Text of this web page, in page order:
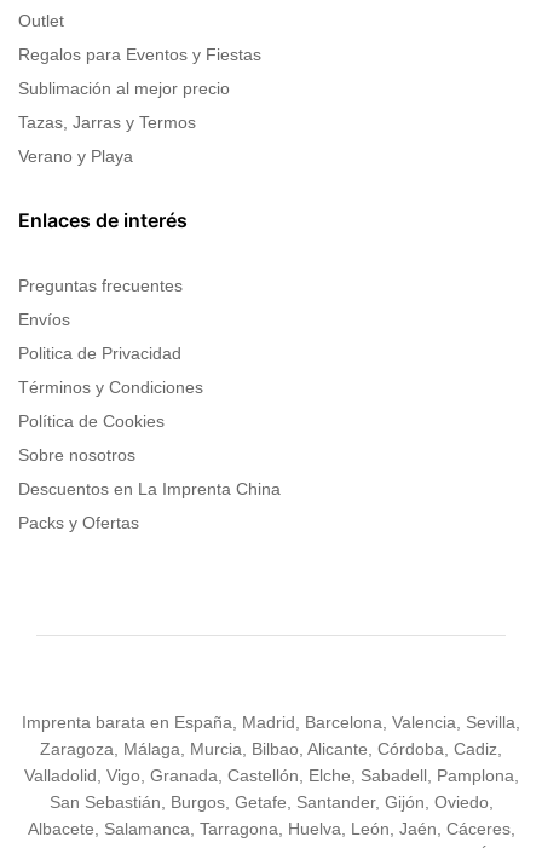
Outlet
Regalos para Eventos y Fiestas
Sublimación al mejor precio
Tazas, Jarras y Termos
Verano y Playa
Enlaces de interés
Preguntas frecuentes
Envíos
Politica de Privacidad
Términos y Condiciones
Política de Cookies
Sobre nosotros
Descuentos en La Imprenta China
Packs y Ofertas
Imprenta barata en España, Madrid, Barcelona, Valencia, Sevilla,
Zaragoza, Málaga, Murcia, Bilbao, Alicante, Córdoba, Cadiz,
Valladolid, Vigo, Granada, Castellón, Elche, Sabadell, Pamplona,
San Sebastián, Burgos, Getafe, Santander, Gijón, Oviedo,
Albacete, Salamanca, Tarragona, Huelva, León, Jaén, Cáceres,